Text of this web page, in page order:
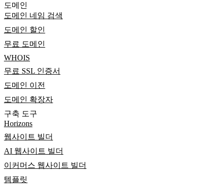
도메인
도메인 네임 검색
도메인 할인
무료 도메인
WHOIS
무료 SSL 인증서
도메인 이전
도메인 확장자
구축 도구
Horizons
웹사이트 빌더
AI 웹사이트 빌더
이커머스 웹사이트 빌더
템플릿